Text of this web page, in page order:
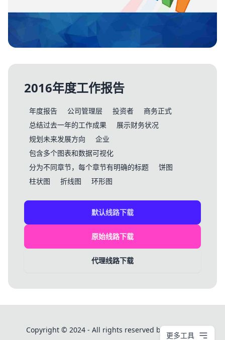
2016年度工作报告
年度报告 公司管理层 投资者
商务正式
总结过去一年的工作成果
展示财务状况
规划未来发展方向
企业
包含多个图表和数据可视化
分为不同章节，每个章节有明确的标题
饼图
柱状图
折线图 环形图
默认线路下载
原始线路下载
代理线路下载
Copyright © 2024 - All rights reserved by PPT模板库
更多工具